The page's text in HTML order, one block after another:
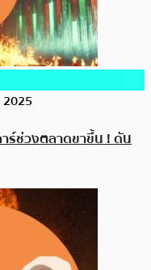
ร์ช่วงตลาดขาขึ้น ! ดัน